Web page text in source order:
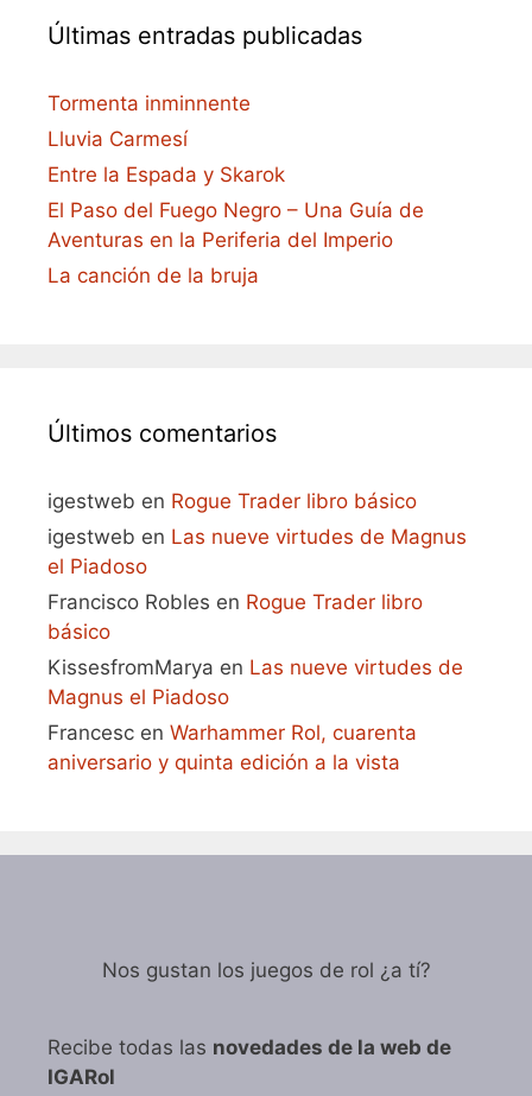
Últimas entradas publicadas
Tormenta inminnente
Lluvia Carmesí
Entre la Espada y Skarok
El Paso del Fuego Negro – Una Guía de
Aventuras en la Periferia del Imperio
La canción de la bruja
Últimos comentarios
igestweb en Rogue Trader libro básico
igestweb en Las nueve virtudes de Magnus
el Piadoso
Francisco Robles en Rogue Trader libro
básico
KissesfromMarya en Las nueve virtudes de
Magnus el Piadoso
Francesc en Warhammer Rol, cuarenta
aniversario y quinta edición a la vista
Nos gustan los juegos de rol ¿a tí?
Recibe todas las novedades de la web de
IGARol